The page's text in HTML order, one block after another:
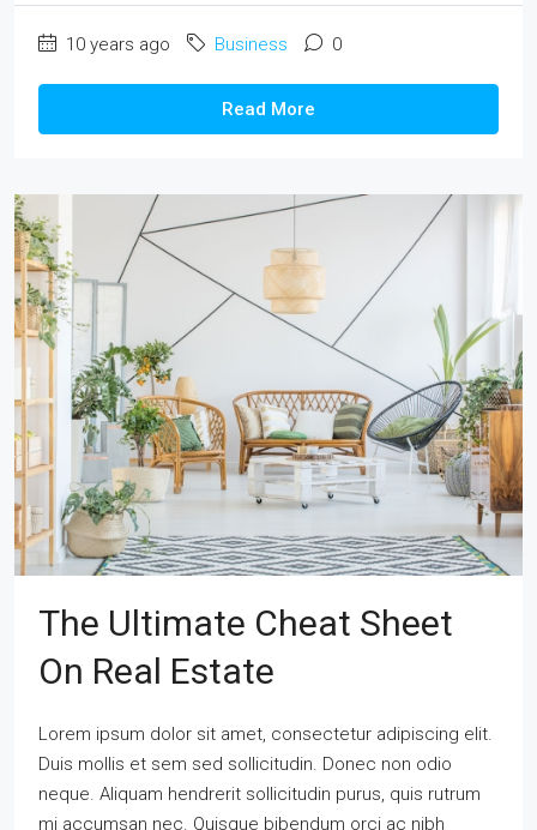
10 years ago Business 0
Read More
The Ultimate Cheat Sheet
On Real Estate
Lorem ipsum dolor sit amet, consectetur adipiscing elit.
Duis mollis et sem sed sollicitudin. Donec non odio
neque. Aliquam hendrerit sollicitudin purus, quis rutrum
mi accumsan nec. Quisque bibendum orci ac nibh